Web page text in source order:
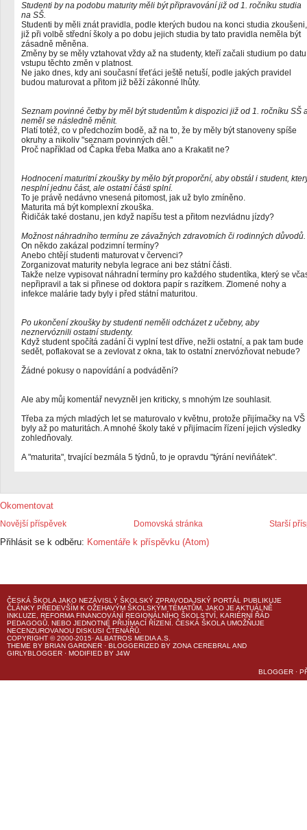
Studenti by na podobu maturity měli být připravování již od 1. ročníku studia
na SŠ.
Studenti by měli znát pravidla, podle kterých budou na konci studia zkoušeni,
již při volbě střední školy a po dobu jejich studia by tato pravidla neměla být
zásadně měněna.
Změny by se měly vztahovat vždy až na studenty, kteří začali studium po datu
vstupu těchto změn v platnost.
Ne jako dnes, kdy ani současní třeťáci ještě netuší, podle jakých pravidel
budou maturovat a přitom již běží zákonné lhůty.
Seznam povinné četby by měl být studentům k dispozici již od 1. ročníku SŠ
neměl se následně měnit.
Platí totéž, co v předchozím bodě, až na to, že by měly být stanoveny spíše
okruhy a nikoliv "seznam povinných děl."
Proč například od Čapka třeba Matka ano a Krakatit ne?
Hodnocení maturitní zkoušky by mělo být proporční, aby obstál i student,
nesplní jednu část, ale ostatní části splní.
To je právě nedávno vnesená pitomost, jak už bylo zmíněno.
Maturita má být komplexní zkouška.
Řidičák také dostanu, jen když napíšu test a přitom nezvládnu jízdy?
Možnost náhradního termínu ze závažných zdravotních či rodinných důvodů.
On někdo zakázal podzimní termíny?
Anebo chtějí studenti maturovat v červenci?
Zorganizovat maturity nebyla legrace ani bez státní části.
Takže nelze vypisovat náhradní termíny pro každého studentíka, který se
nepřipravil a tak si přinese od doktora papír s razítkem. Zlomené nohy a
infekce malárie tady byly i před státní maturitou.
Po ukončení zkoušky by studenti neměli odcházet z učebny, aby
neznervóznili ostatní studenty.
Když student spočítá zadání či vyplní test dříve, nežli ostatní, a pak tam bude
sedět, poflakovat se a zevlovat z okna, tak to ostatní znervózňovat nebude?
Žádné pokusy o napovídání a podvádění?
Ale aby můj komentář nevyzněl jen kriticky, s mnohým lze souhlasit.
Třeba za mých mladých let se maturovalo v květnu, protože přijímačky na VŠ
byly až po maturitách. A mnohé školy také v přijímacím řízení jejich výsledky
zohledňovaly.
A "maturita", trvající bezmála 5 týdnů, to je opravdu "týrání neviňátek".
Okomentovat
Novější příspěvek Starší
Domovská stránka
Přihlásit se k odběru: Komentáře k příspěvku (Atom)
ČESKÁ ŠKOLA JAKO NEZÁVISLÝ ŠKOLSKÝ ZPRAVODAJSKÝ PORTÁL PUBLIKUJE
ČLÁNKY PŘEDEVŠÍM K OŽEHAVÝM ŠKOLSKÝM TÉMATŮM, JAKO JE AKTUÁLNĚ
INKLUZE, REFORMA FINANCOVÁNÍ REGIONÁLNÍHO ŠKOLSTVÍ, KARIÉRNÍ ŘÁD
PEDAGOGŮ, NEBO JEDNOTNÉ PŘIJÍMACÍ ŘÍZENÍ. ČESKÁ ŠKOLA UMOŽŇUJE
NECENZUROVANOU DISKUSI ČTENÁŘŮ.
COPYRIGHT © 2000-2015· ALBATROS MEDIA A.S.
THEME BY BRIAN GARDNER · BLOGGERIZED BY ZONA CEREBRAL AND
GIRLYBLOGGER · MODIFIED BY J4W
BLOGGER ·